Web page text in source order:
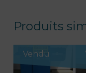
Produits
Vendu